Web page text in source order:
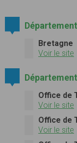
Bretagne
Voir le site
Office de
Voir le site
Office de
Voir le site